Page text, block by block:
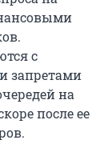
с
запретами
на
после ее